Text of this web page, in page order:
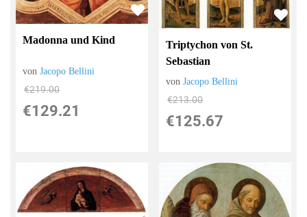
Madonna und Kind
vonJacopo Bellini
€219.00
€129.21
Triptychon von St.
Sebastian
vonJacopo Bellini
€213.00
€125.67